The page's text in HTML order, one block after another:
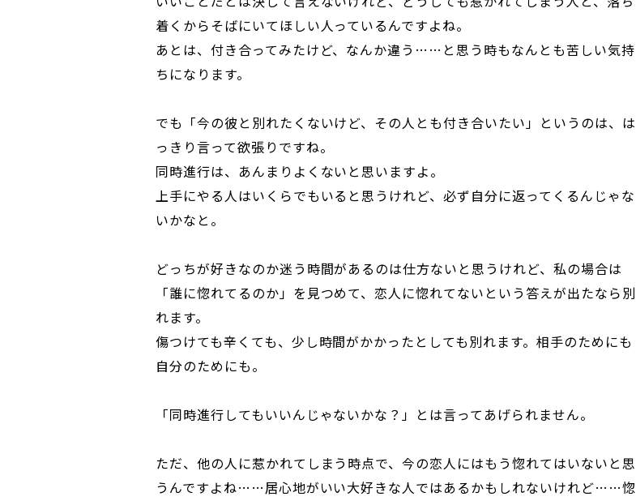
着くからそばにいてほしい人っているんですよね。
あとは、付き合ってみたけど、なんか違う……と思う時もなんとも苦しい気持
ちになります。
でも「今の彼と別れたくないけど、その人とも付き合いたい」というのは、は
っきり言って欲張りですね。
同時進行は、あんまりよくないと思いますよ。
上手にやる人はいくらでもいると思うけれど、必ず自分に返ってくるんじゃな
いかなと。
どっちが好きなのか迷う時間があるのは仕方ないと思うけれど、私の場合は
「誰に惚れてるのか」を見つめて、恋人に惚れてないという答えが出たなら別
れます。
傷つけても辛くても、少し時間がかかったとしても別れます。相手のためにも
自分のためにも。
「同時進行してもいいんじゃないかな？」とは言ってあげられません。
ただ、他の人に惹かれてしまう時点で、今の恋人にはもう惚れてはいないと思
うんですよね……居心地がいい大好きな人ではあるかもしれないけれど……惚